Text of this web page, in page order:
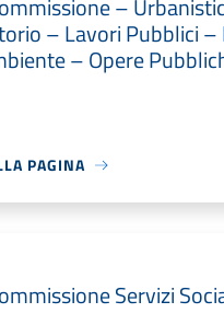
–
– Lavori Pubblici
– Opere
PAGINA
Servizi